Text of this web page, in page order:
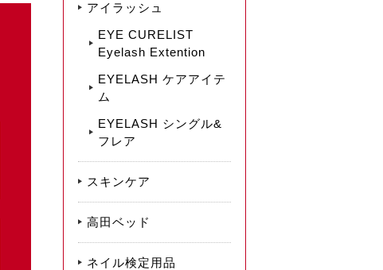
アイラッシュ
EYE CURELIST
Eyelash Extention
EYELASH ケアアイテ
ム
EYELASH シングル&
フレア
スキンケア
高田ベッド
ネイル検定用品